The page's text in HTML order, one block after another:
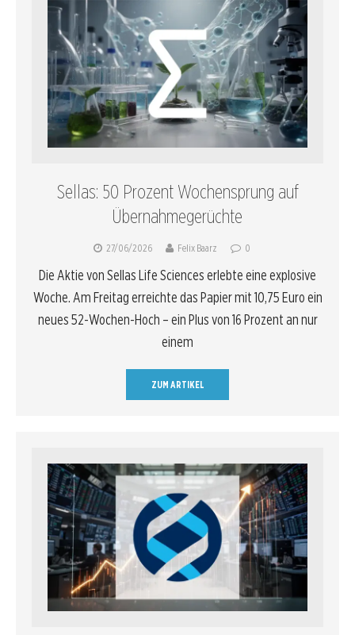
Sellas: 50 Prozent Wochensprung auf
Übernahmegerüchte
27/06/2026 Felix Baarz 0
Die Aktie von Sellas Life Sciences erlebte eine explosive
Woche. Am Freitag erreichte das Papier mit 10,75 Euro ein
neues 52-Wochen-Hoch – ein Plus von 16 Prozent an nur
einem
ZUM ARTIKEL